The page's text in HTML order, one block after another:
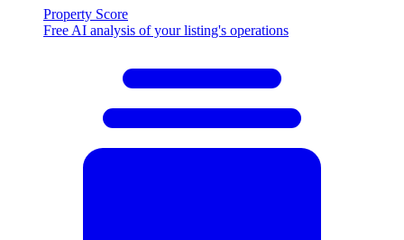
Property Score
Free AI analysis of your listing's operations